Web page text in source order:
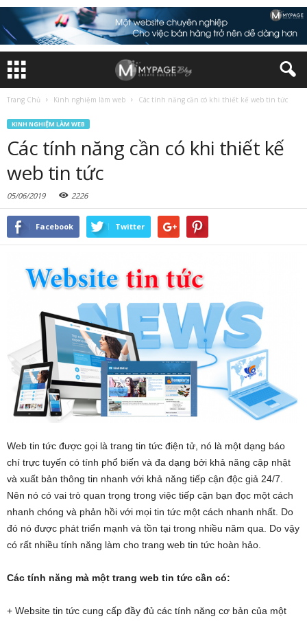
Trang Chủ Kinh nghiệm làm web Các tính năng cần có khi thiết kế web tin tức
KINH NGHIỆM LÀM WEB
Các tính năng cần có khi thiết kế
web tin tức
05/06/2019 2226
Facebook Twitter
Web tin tức được gọi là trang tin tức điện tử, nó là một dạng báo
chí trực tuyến có tính phổ biến và đa dạng bởi khả năng cập nhật
và xuất bản thông tin nhanh với khả năng tiếp cận độc giả 24/7.
Nên nó có vai trò quan trọng trong việc tiếp cận bạn đọc một cách
nhanh chóng và phản hồi với mọi tin tức một cách nhanh nhất. Do
đó nó được phát triển mạnh và tồn tại trong nhiều năm qua. Do vậy
có rất nhiều tính năng làm cho trang web tin tức hoàn hảo.
Các tính năng mà một trang web tin tức cần có:
+ Website tin tức cung cấp đầy đủ các tính năng cơ bản của một